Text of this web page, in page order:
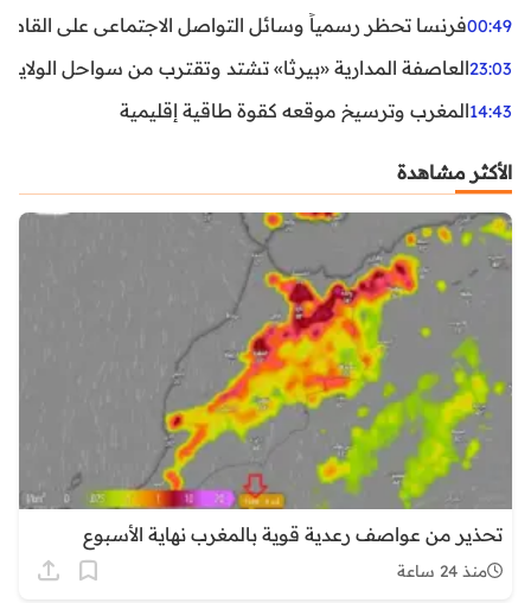
00:49فرنسا تحظر رسمياً وسائل التواصل الاجتماعي على القاصرين
23:03العاصفة المدارية «بيرثا» تشتد وتقترب من سواحل
14:43المغرب وترسيخ موقعه كقوة طاقية إقليمية
الأكثر مشاهدة
تحذير من عواصف رعدية قوية بالمغرب نهاية الأسبوع
منذ 24 ساعة